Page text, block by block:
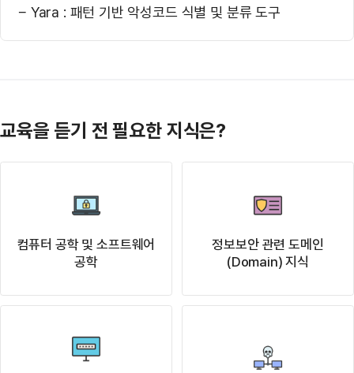
− Yara : 패턴 기반 악성코드 식별 및 분류 도구
교육을 듣기 전 필요한 지식은?
컴퓨터 공학 및 소프트웨어
공학
정보보안 관련 도메인
(Domain) 지식